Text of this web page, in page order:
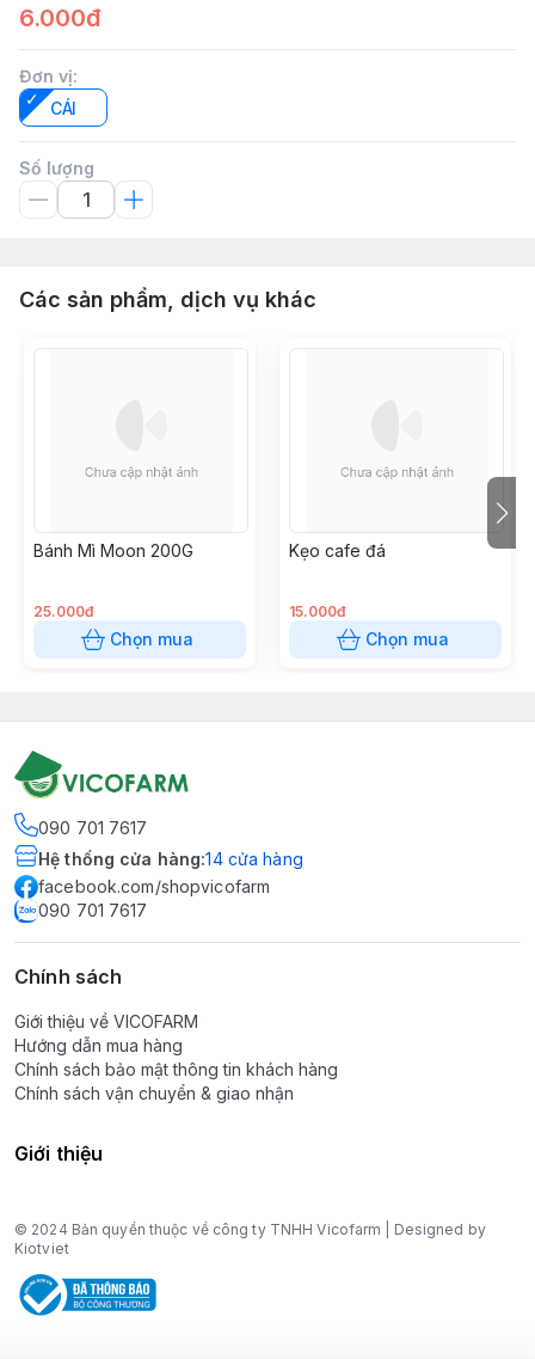
6.000đ
Đơn vị:
CÁI
Số lượng
Các sản phẩm, dịch vụ khác
Bánh Mì Moon 200G
25.000đ
Chọn mua
Kẹo cafe đá
15.000đ
Chọn mua
090 701 7617
Hệ thống cửa hàng:14 cửa hàng
facebook.com/shopvicofarm
090 701 7617
Chính sách
Giới thiệu về VICOFARM
Hướng dẫn mua hàng
Chính sách bảo mật thông tin khách hàng
Chính sách vận chuyển & giao nhận
Giới thiệu
© 2024 Bản quyền thuộc về công ty TNHH Vicofarm | Designed by
Kiotviet